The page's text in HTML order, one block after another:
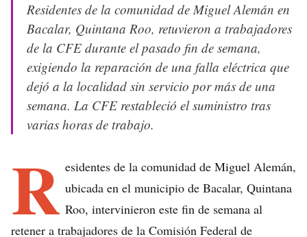
Residentes de la comunidad de Miguel Alemán en
Bacalar, Quintana Roo, retuvieron a trabajadores
de la CFE durante el pasado fin de semana,
exigiendo la reparación de una falla eléctrica que
dejó a la localidad sin servicio por más de una
semana. La CFE restableció el suministro tras
varias horas de trabajo.
R esidentes de la comunidad de Miguel Alemán,
ubicada en el municipio de Bacalar, Quintana
Roo, intervinieron este fin de semana al
retener a trabajadores de la Comisión Federal de